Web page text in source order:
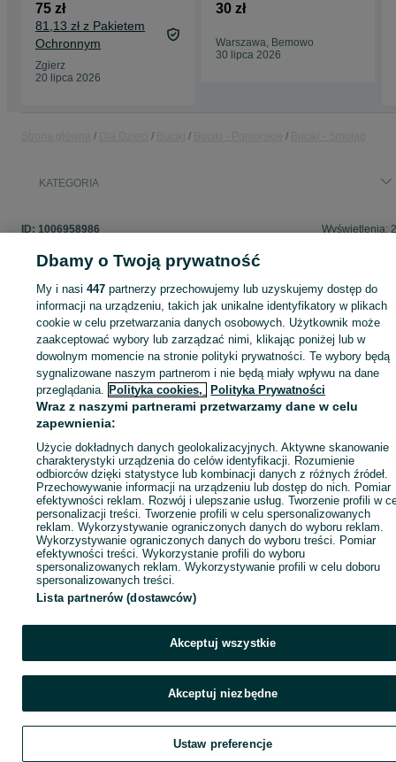
75 zł
81,13 zł z Pakietem
Ochronnym
Zgierz
20 lipca 2026
30 zł
Warszawa, Bemowo
30 lipca 2026
KATEGORIA
ID: 1006958986 Wyświetlenia:
Zaloguj się lub załóż konto na OLX, aby skontaktować się z
sprzedającym
Zaloguj się / Załóż konto
Dbamy o Twoją prywatność
My i nasi447 partnerzy przechowujemy lub uzyskujemy dostęp do
informacji na urządzeniu, takich jak unikalne identyfikatory w plikach
cookie w celu przetwarzania danych osobowych. Użytkownik może
zaakceptować wybory lub zarządzać nimi, klikając poniżej lub w
dowolnym momencie na stronie polityki prywatności. Te wybory będą
sygnalizowane naszym partnerom i nie będą miały wpływu na dane
przeglądania. Polityka cookies, Polityka Prywatności
Wraz z naszymi partnerami przetwarzamy dane w celu
zapewnienia:
Użycie dokładnych danych geolokalizacyjnych. Aktywne skanowanie
charakterystyki urządzenia do celów identyfikacji. Rozumienie
odbiorców dzięki statystyce lub kombinacji danych z różnych źródeł.
Przechowywanie informacji na urządzeniu lub dostęp do nich. Pomiar
efektywności reklam. Rozwój i ulepszanie usług. Tworzenie profili w
personalizacji treści. Tworzenie profili w celu spersonalizowanych
reklam. Wykorzystywanie ograniczonych danych do wyboru reklam.
Wykorzystywanie ograniczonych danych do wyboru treści. Pomiar
efektywności treści. Wykorzystanie profili do wyboru
spersonalizowanych reklam. Wykorzystywanie profili w celu doboru
spersonalizowanych treści.
Lista partnerów (dostawców)
Akceptuj wszystkie
Akceptuj niezbędne
Ustaw preferencje